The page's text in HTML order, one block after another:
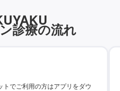
診療の流れ
でご利用の方はアプリをダウ